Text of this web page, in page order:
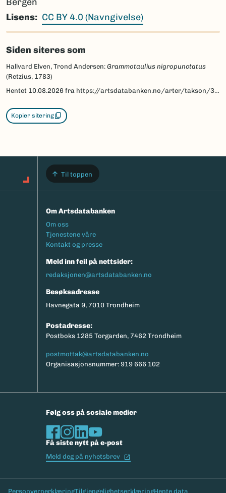
Lisens
CC BY 4.0 (Navngivelse)
Siden siteres som
Hallvard Elven, Trond Andersen: Grammotaulius nigropunctatus
(Retzius, 1783)
Hentet 10.08.2026 fra https://artsdatabanken.no/arter/takson/32842/beskrivelse
Kopier sitering
Til toppen
Om Artsdatabanken
Footermeny
Om oss
Tjenestene våre
Kontakt og presse
Meld inn feil på nettsider:
redaksjonen@artsdatabanken.no
Besøksadresse
Havnegata 9, 7010 Trondheim
Postadresse:
Postboks 1285 Torgarden, 7462 Trondheim
postmottak@artsdatabanken.no
Organisasjonsnummer: 919 666 102
Følg oss på sosiale medier
Få siste nytt på e-post
Meld deg på nyhetsbrev
Bunntekst
PersonvernerklæringTilgjengelighetserklæringHente data